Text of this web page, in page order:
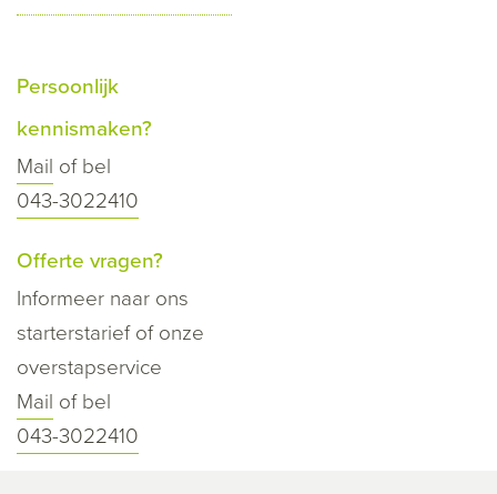
Persoonlijk
kennismaken?
Mail of bel
043-3022410
Offerte vragen?
Informeer naar ons
starterstarief of onze
overstapservice
Mail of bel
043-3022410